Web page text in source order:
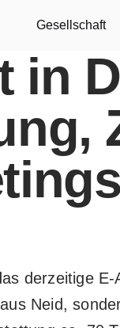
Gesellschaft
in
derzeitige
Neid,